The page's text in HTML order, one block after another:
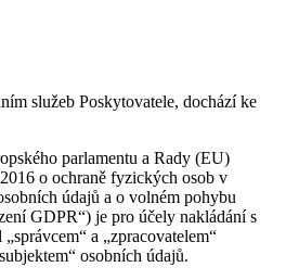
služeb Poskytovatele, dochází ke
parlamentu a Rady (EU)
o ochraně fyzických osob v
údajů a o volném pohybu
GDPR“) je pro účely nakládání s
a „zpracovatelem“
osobních údajů.